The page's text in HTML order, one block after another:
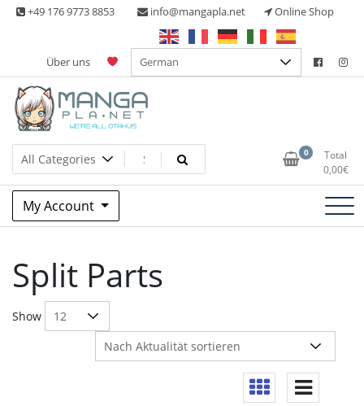
Skip +49 176 9773 8853 info@mangapla.net Online Shop
Über uns
Manga Planet
Split Part Online Shop 0
Total
0,00€
My Account
Split Parts
Show